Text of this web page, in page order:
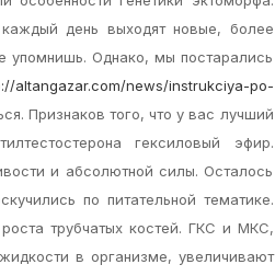
день выходят новые, более
упомнишь. Однако, мы постарались
altangazar.com/news/instrukciya-po-
Признаков того, что у вас лучший
гексиловый эфир.
и абсолютной силы. Осталось
по питательной тематике.
трубчатых костей. ГКС и МКС,
в организме, увеличивают